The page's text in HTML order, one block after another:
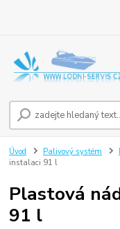
Úvod Palivový systém
instalaci 91 l
Plastová
91 l